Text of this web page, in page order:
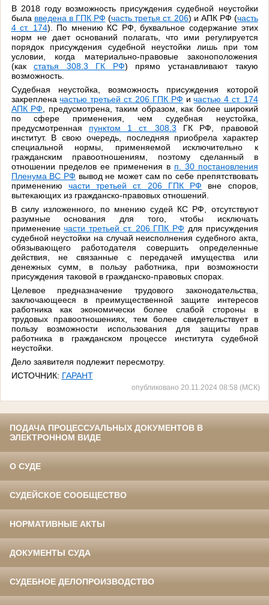
В 2018 году возможность присуждения судебной неустойки
была введена в ГПК РФ (часть третья ст. 206) и АПК РФ (часть
4 ст. 174). По мнению КС РФ, буквальное содержание этих
норм не дает оснований полагать, что ими регулируется
порядок присуждения судебной неустойки лишь при том
условии, когда материально-правовые законоположения
(какстатья 308.3 ГК РФ) прямо устанавливают такую
возможность.
Судебная неустойка, возможность присуждения которой
закрепленачастью третьей ст. 206 ГПК РФ ичастью 4 ст. 174
АПК РФ , предусмотрена, таким образом, как более широкий
по сфере применения, чем судебная неустойка,
предусмотренная пунктом 1 ст. 308.3 ГК РФ, правовой
институт. В свою очередь, последняя приобрела характер
специальной нормы, применяемой исключительно к
гражданским правоотношениям, поэтому сделанный в
отношении пределов ее применения в п. 30 постановления
Пленума ВС РФ вывод не может сам по себе препятствовать
применению части третьей ст. 206 ГПК РФ вне споров,
вытекающих из гражданско-правовых отношений.
В силу изложенного, по мнению судей КС РФ, отсутствуют
разумные основания для того, чтобы исключать
применениечасти третьей ст. 206 ГПК РФ для присуждения
судебной неустойки на случай неисполнения судебного акта,
обязывающего работодателя совершить определенные
действия, не связанные с передачей имущества или
денежных сумм, в пользу работника, при возможности
присуждения таковой в гражданско-правовых спорах.
Целевое предназначение трудового законодательства,
заключающееся в преимущественной защите интересов
работника как экономически более слабой стороны в
трудовых правоотношениях, тем более свидетельствует в
пользу возможности использования для защиты прав
работника в гражданском процессе института судебной
неустойки.
Дело заявителя подлежит пересмотру.
ИСТОЧНИК: ГАРАНТ
опубликовано 20.11.2024 08:58 (МСК)
ПОДАЧА ПРОЦЕССУАЛЬНЫХ ДОКУМЕНТОВ В
ЭЛЕКТРОННОМ ВИДЕ
О СУДЕ
СУДЕЙСКОЕ СООБЩЕСТВО
НОРМАТИВНЫЕ АКТЫ
ДОКУМЕНТЫ СУДА
СУДЕБНОЕ ДЕЛОПРОИЗВОДСТВО